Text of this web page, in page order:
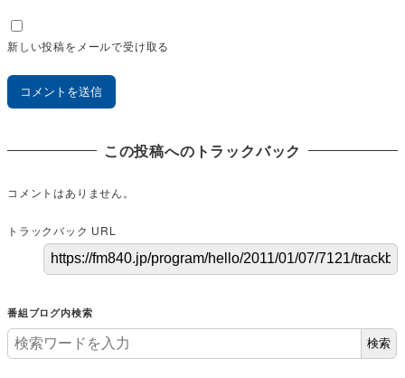
新しい投稿をメールで受け取る
この投稿へのトラックバック
コメントはありません。
トラックバック URL
番組ブログ内検索
検索